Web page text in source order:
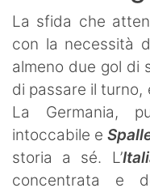
La sfida che
con la necessità
almeno due gol di
di passare il turno,
La Germania,
intoccabile e
storia a sé. L’
concentrata e